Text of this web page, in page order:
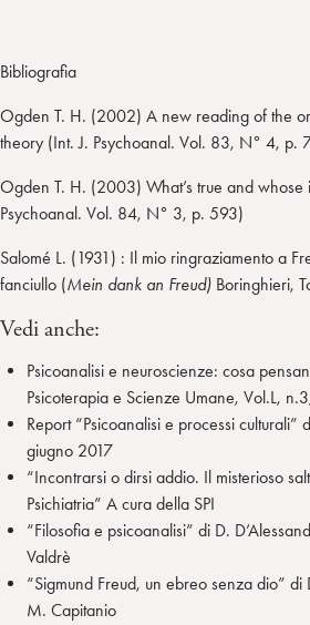
Bibliografia
Ogden T. H. (2002) A new reading of the
theory (Int. J. Psychoanal. Vol. 83, N° 4, p.
Ogden T. H. (2003) What’s true and whose
Psychoanal. Vol. 84, N° 3, p. 593)
Salomé L. (1931) : Il mio ringraziamento a
fanciullo (Mein dank an Freud) Boringhieri,
Vedi anche:
Psicoanalisi e neuroscienze: cosa
Psicoterapia e Scienze Umane, Vol.L,
Report “Psicoanalisi e processi culturali”
giugno 2017
“Incontrarsi o dirsi addio. Il misterioso
Psichiatria” A cura della SPI
“Filosofia e psicoanalisi” di D.
Valdrè
“Sigmund Freud, un ebreo senza dio” di
M. Capitanio